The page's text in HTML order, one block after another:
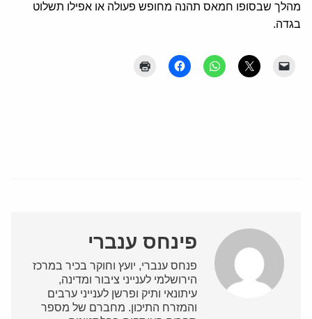
מהלך שבסופו חמאס תהנה מחופש פעולה או אפילו תשלוט
בגדה.
פינחס ענברי
פנחס ענברי, יועץ וחוקר בכיר במרכז
הירושלמי לענייני ציבור ומדינה,
עיתונאי ותיק ופרשן לענייני ערבים
והמזרח התיכון. מחברם של מספר